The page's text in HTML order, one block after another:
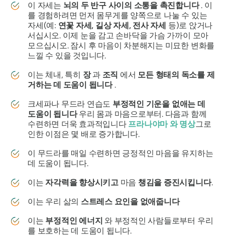
이 자세는 뇌의 두 반구 사이의 소통을 촉진합니다. 이
를 경험하려면 먼저 몸무게를 양쪽으로 나눌 수 있는
자세(예: 연꽃 자세, 길상 자세, 전사 자세 등)로 앉거나
서십시오. 이제 눈을 감고 손바닥을 가슴 가까이 모아
모으십시오. 잠시 후 마음이 차분해지는 미묘한 변화를
느낄 수 있을 것입니다.
이는 체내, 특히 장과 조직 에서 모든 형태의 독소를 제
거하는 데 도움이 됩니다.
크세파나 무드라 연습도 부정적인 기운을 없애는 데
도움이 됩니다우리 몸과 마음으로부터. 다음과 함께
수련하면 더욱 효과적입니다 프라나야마와 명상그로
인한 이점은 몇 배로 증가합니다.
이 무드라를 매일 수련하면 긍정적인 마음을 유지하는
데 도움이 됩니다.
이는자각력을 향상시키고마음 챙김을 증진시킵니다.
이는 우리 삶의 스트레스 요인을 없애줍니다
이는 부정적인 에너지 와 부정적인 사람들로부터 우리
를 보호하는 데 도움이 됩니다.